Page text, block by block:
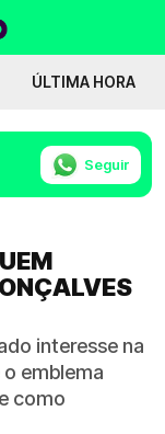
ÚLTIMA HORA
Seguir
interesse na
emblema
como